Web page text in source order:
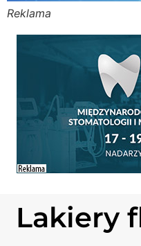
Reklama
Lakiery